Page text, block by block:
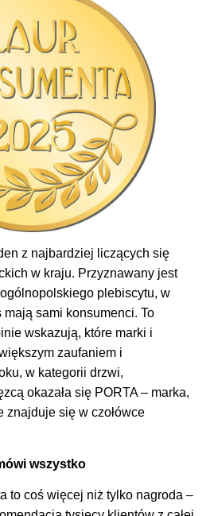
z najbardziej liczących się
w kraju. Przyznawany jest
plebiscytu, w
mają sami konsumenci. To
wskazują, które marki i
zaufaniem i
w kategorii drzwi,
okazała się PORTA – marka,
znajduje się w czołówce
wszystko
to coś więcej niż tylko nagroda –